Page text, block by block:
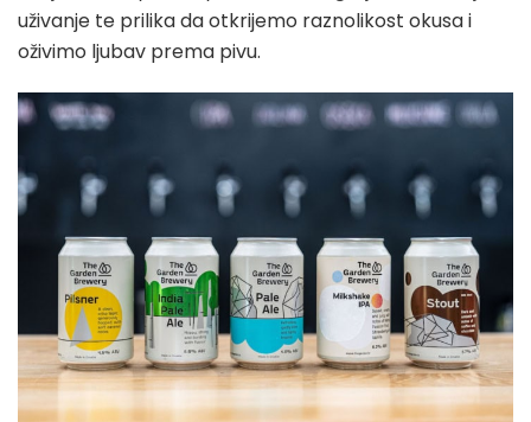
uživanje te prilika da otkrijemo raznolikost okusa i
oživimo ljubav prema pivu.